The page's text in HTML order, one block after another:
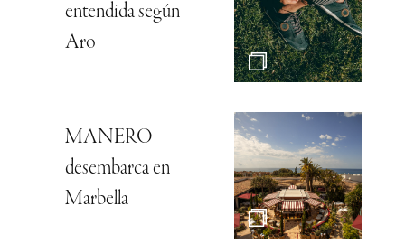
entendida según
Aro
MANERO
desembarca en
Marbella